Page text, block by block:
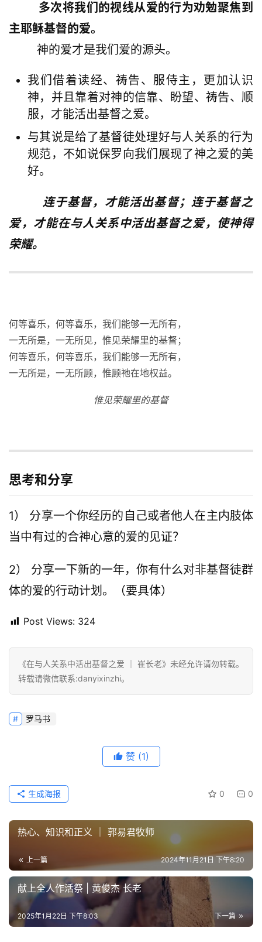
多次将我们的视线从爱的行为劝勉聚焦到
主耶稣基督的爱。
        神的爱才是我们爱的源头。
我们借着读经、祷告、服侍主，更加认识
神，并且靠着对神的信靠、盼望、祷告、顺
服，才能活出基督之爱。
与其说是给了基督徒处理好与人关系的行为
规范，不如说保罗向我们展现了神之爱的美
好。
连于基督，才能活出基督；连于基督之
爱，才能在与人关系中活出基督之爱，使神得
荣耀。
何等喜乐，何等喜乐，我们能够一无所有，
一无所是，一无所见，惟见荣耀里的基督；
何等喜乐，何等喜乐，我们能够一无所有，
一无所是，一无所顾，惟顾祂在地权益。
惟见荣耀里的基督
思考和分享
1） 分享一个你经历的自己或者他人在主内肢体
当中有过的合神心意的爱的见证？
2） 分享一下新的一年，你有什么对非基督徒群
体的爱的行动计划。（要具体）
Post Views: 324
《在与人关系中活出基督之爱 ｜ 崔长老》未经允许请勿转载。
转载请微信联系:danyixinzhi。
罗马书
赞 (1)
0 0
生成海报
热心、知识和正义 ｜ 郭易君牧师
上一篇 2024年11月21日 下午8:20
献上全人作活祭 | 黄俊杰 长老
下一篇
2025年1月22日 下午8:03